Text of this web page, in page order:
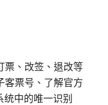
票、改签、退改等
客票号、了解官方
中的唯一识别